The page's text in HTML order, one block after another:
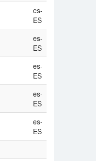
es-
ES
es-
ES
es-
ES
es-
ES
es-
ES